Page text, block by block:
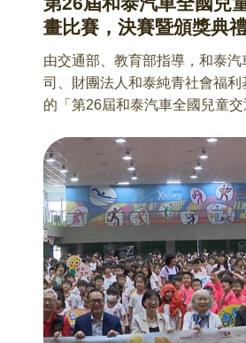
畫比賽，決賽暨頒獎典
由交通部、教育部指導，和泰汽
司、財團法人和泰純青社會福
的「第26屆和泰汽車全國兒童
是交通安全小隊長」，希望藉由
式，引導學童思考交通安全的重
用路觀念，並從自身實踐交通安
打造更安全的交通環境努力。